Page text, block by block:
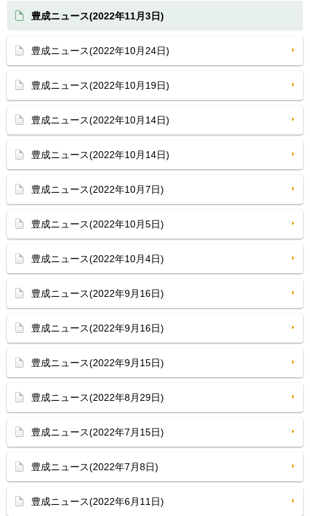
豊成ニュース(2022年11月3日)
豊成ニュース(2022年10月24日)
豊成ニュース(2022年10月19日)
豊成ニュース(2022年10月14日)
豊成ニュース(2022年10月14日)
豊成ニュース(2022年10月7日)
豊成ニュース(2022年10月5日)
豊成ニュース(2022年10月4日)
豊成ニュース(2022年9月16日)
豊成ニュース(2022年9月16日)
豊成ニュース(2022年9月15日)
豊成ニュース(2022年8月29日)
豊成ニュース(2022年7月15日)
豊成ニュース(2022年7月8日)
豊成ニュース(2022年6月11日)